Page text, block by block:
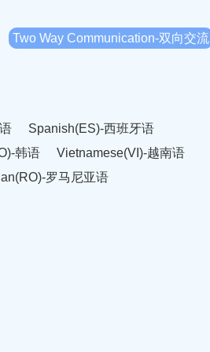
Two Way Communication-双向交流
Spanish(ES)-西班牙语
韩语
Vietnamese(VI)-越南语
罗马尼亚语